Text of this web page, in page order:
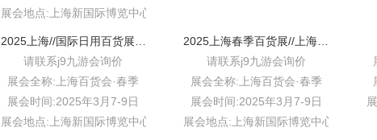
展会地点:上海新国际博览中心w1-w5
请联系j9九游会询价
展会全称:上海百货会·春季
展会时间:2025年3月7-9日
展会地点:上海新国际博览中心w1-w5
请联系j9九游会询价
展会全称:上海百货会·春季
展会时间:2025年3月7-9日
展会地点:上海新国际博览中心w1-w5